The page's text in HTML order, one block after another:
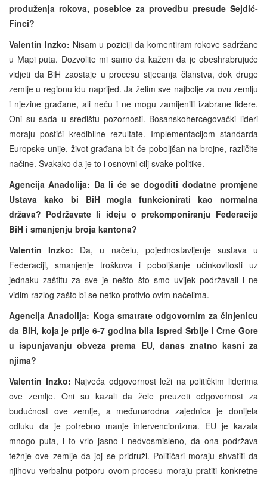
produženja rokova, posebice za provedbu presude Sejdić-
Finci?
Valentin Inzko: Nisam u poziciji da komentiram rokove sadržane
u Mapi puta. Dozvolite mi samo da kažem da je obeshrabrujuće
vidjeti da BiH zaostaje u procesu stjecanja članstva, dok druge
zemlje u regionu idu naprijed. Ja želim sve najbolje za ovu zemlju
i njezine građane, ali neću i ne mogu zamijeniti izabrane lidere.
Oni su sada u središtu pozornosti. Bosanskohercegovački lideri
moraju postići kredibilne rezultate. Implementacijom standarda
Europske unije, život građana bit će poboljšan na brojne, različite
načine. Svakako da je to i osnovni cilj svake politike.
Agencija Anadolija: Da li će se dogoditi dodatne promjene
Ustava kako bi BiH mogla funkcionirati kao normalna
država? Podržavate li ideju o prekomponiranju Federacije
BiH i smanjenju broja kantona?
Valentin Inzko: Da, u načelu, pojednostavljenje sustava u
Federaciji, smanjenje troškova i poboljšanje učinkovitosti uz
jednaku zaštitu za sve je nešto što smo uvijek podržavali i ne
vidim razlog zašto bi se netko protivio ovim načelima.
Agencija Anadolija: Koga smatrate odgovornim za činjenicu
da BiH, koja je prije 6-7 godina bila ispred Srbije i Crne Gore
u ispunjavanju obveza prema EU, danas znatno kasni za
njima?
Valentin Inzko: Najveća odgovornost leži na političkim liderima
ove zemlje. Oni su kazali da žele preuzeti odgovornost za
budućnost ove zemlje, a međunarodna zajednica je donijela
odluku da je potrebno manje intervencionizma. EU je kazala
mnogo puta, i to vrlo jasno i nedvosmisleno, da ona podržava
težnje ove zemlje da joj se pridruži. Političari moraju shvatiti da
njihovu verbalnu potporu ovom procesu moraju pratiti konkretne